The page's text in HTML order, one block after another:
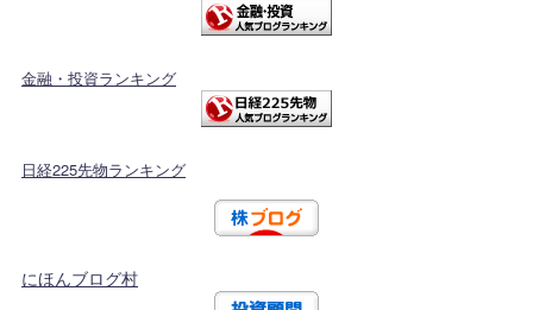
金融・投資ランキング
日経225先物ランキング
にほんブログ村